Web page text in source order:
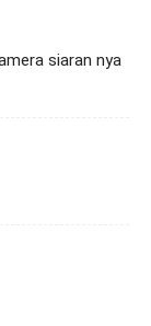
siaran nya